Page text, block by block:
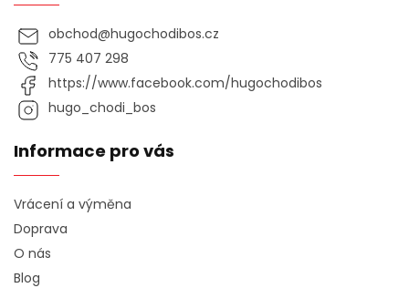
obchod@hugochodibos.cz
775 407 298
https://www.facebook.com/hugochodibos
hugo_chodi_bos
Informace pro vás
Vrácení a výměna
Doprava
O nás
Blog